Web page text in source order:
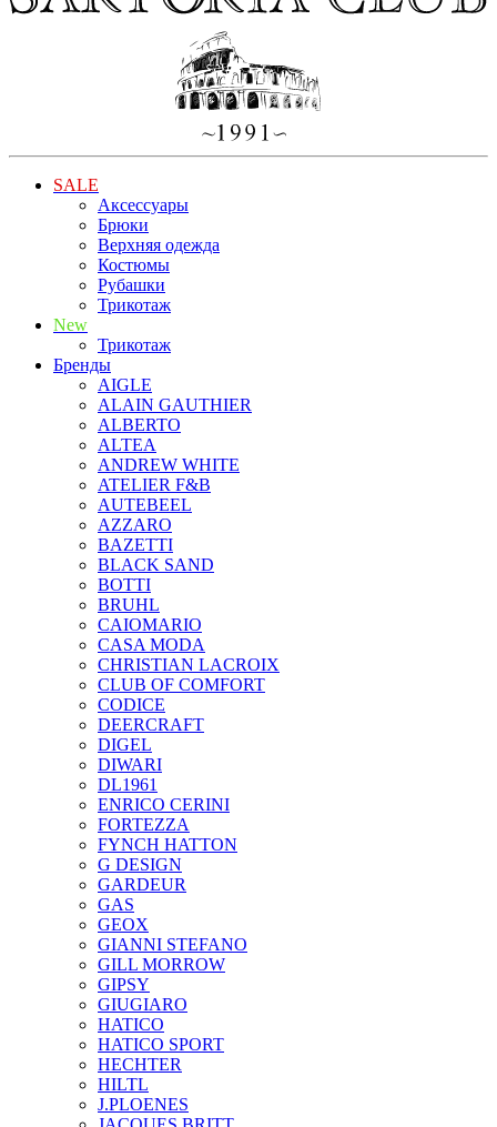
SALE
Аксессуары
Брюки
Верхняя одежда
Костюмы
Рубашки
Трикотаж
New
Трикотаж
Бренды
AIGLE
ALAIN GAUTHIER
ALBERTO
ALTEA
ANDREW WHITE
ATELIER F&B
AUTEBEEL
AZZARO
BAZETTI
BLACK SAND
BOTTI
BRUHL
CAIOMARIO
CASA MODA
CHRISTIAN LACROIX
CLUB OF COMFORT
CODICE
DEERCRAFT
DIGEL
DIWARI
DL1961
ENRICO CERINI
FORTEZZA
FYNCH HATTON
G DESIGN
GARDEUR
GAS
GEOX
GIANNI STEFANO
GILL MORROW
GIPSY
GIUGIARO
HATICO
HATICO SPORT
HECHTER
HILTL
J.PLOENES